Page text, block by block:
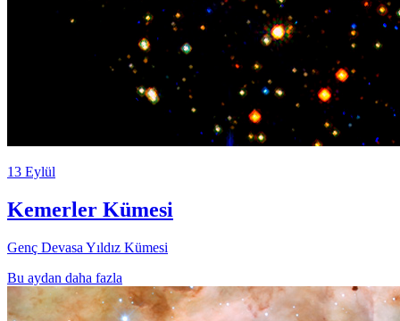
13 Eylül
Kemerler Kümesi
Genç Devasa Yıldız Kümesi
Bu aydan daha fazla